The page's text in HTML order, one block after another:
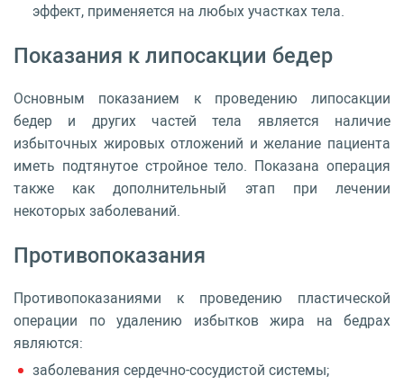
эффект, применяется на любых участках тела.
Показания к липосакции бедер
Основным показанием к проведению липосакции
бедер и других частей тела является наличие
избыточных жировых отложений и желание пациента
иметь подтянутое стройное тело. Показана операция
также как дополнительный этап при лечении
некоторых заболеваний.
Противопоказания
Противопоказаниями к проведению пластической
операции по удалению избытков жира на бедрах
являются:
заболевания сердечно-сосудистой системы;